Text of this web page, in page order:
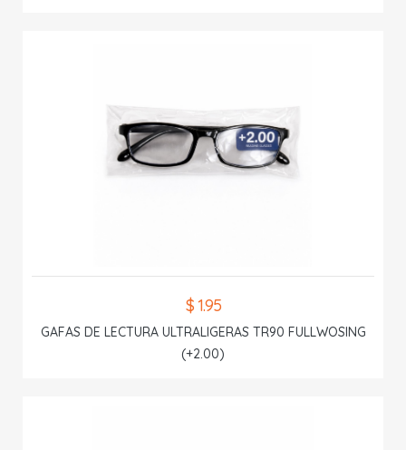
$ 1.95
GAFAS DE LECTURA ULTRALIGERAS TR90 FULLWOSING
(+2.00)